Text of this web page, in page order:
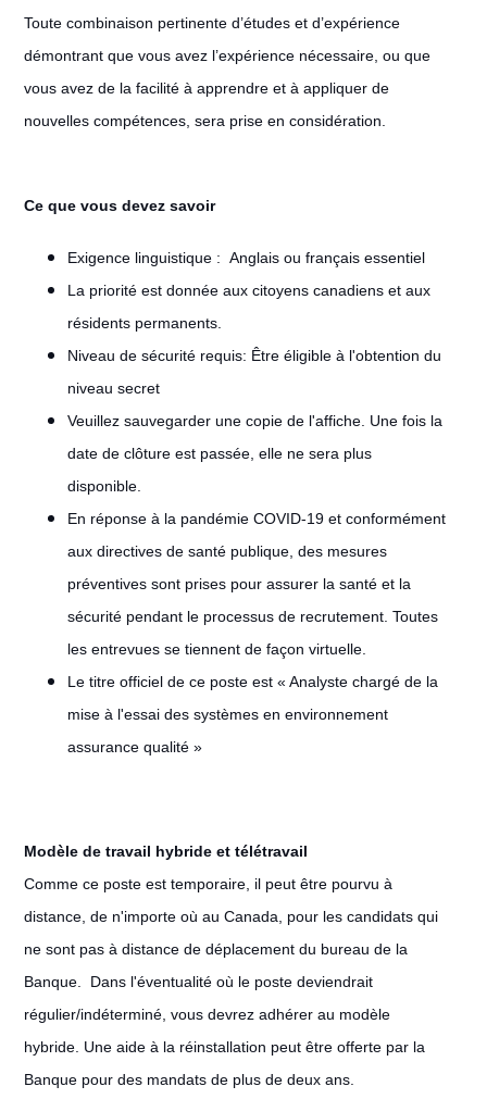
Toute combinaison pertinente d’études et d’expérience
démontrant que vous avez l’expérience nécessaire, ou que
vous avez de la facilité à apprendre et à appliquer de
nouvelles compétences, sera prise en considération.
Ce que vous devez savoir
Exigence linguistique : Anglais ou français essentiel
La priorité est donnée aux citoyens canadiens et aux
résidents permanents.
Niveau de sécurité requis: Être éligible à l'obtention du
niveau secret
Veuillez sauvegarder une copie de l'affiche. Une fois la
date de clôture est passée, elle ne sera plus
disponible.
En réponse à la pandémie COVID-19 et conformément
aux directives de santé publique, des mesures
préventives sont prises pour assurer la santé et la
sécurité pendant le processus de recrutement. Toutes
les entrevues se tiennent de façon virtuelle.
Le titre officiel de ce poste est « Analyste chargé de la
mise à l'essai des systèmes en environnement
assurance qualité »
Modèle de travail hybride et télétravail
Comme ce poste est temporaire, il peut être pourvu à
distance, de n'importe où au Canada, pour les candidats qui
ne sont pas à distance de déplacement du bureau de la
Banque. Dans l'éventualité où le poste deviendrait
régulier/indéterminé, vous devrez adhérer au modèle
hybride. Une aide à la réinstallation peut être offerte par la
Banque pour des mandats de plus de deux ans.